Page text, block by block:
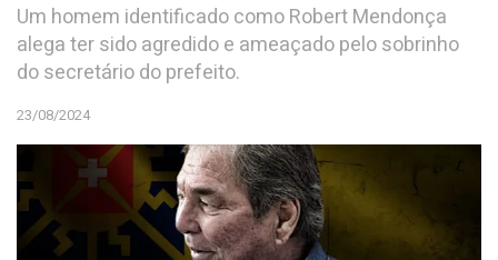
Um homem identificado como Robert Mendonça
alega ter sido agredido e ameaçado pelo sobrinho
do secretário do prefeito.
23/08/2024